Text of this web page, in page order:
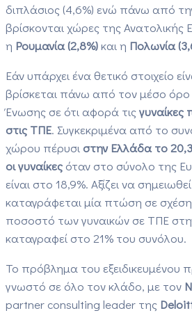
διπλάσιος (4,6%) ενώ πάνω από
βρίσκονται χώρες της
η Ρουμανία (2,8%)και η Πολωνία
Εάν υπάρχει ένα θετικό στοιχείο
βρίσκεται πάνω από τον μέσο
Ένωσης σε ότι αφορά τις
στις ΤΠΕ. Συγκεκριμένα από το
χώρου πέρυσι στην Ελλάδα το
οι γυναίκες όταν στο σύνολο της
είναι στο 18,9%. Αξίζει να
καταγράφεται μία πτώση σε
ποσοστό των γυναικών σε ΤΠΕ
καταγραφεί στο 21% του συνόλου.
Το πρόβλημα του εξειδικευμένου
γνωστό σε όλο τον κλάδο, με τον
partner consulting leader της